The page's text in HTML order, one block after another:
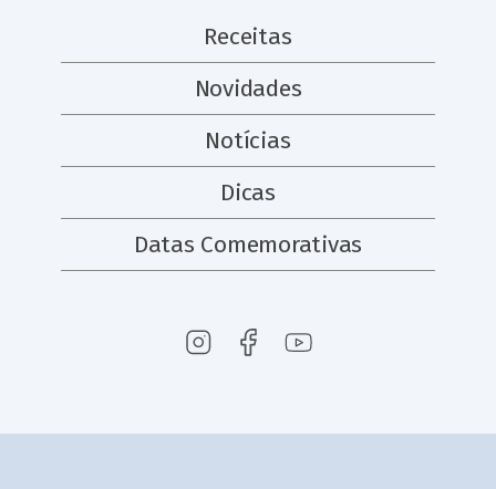
Receitas
Novidades
Notícias
Dicas
Datas Comemorativas